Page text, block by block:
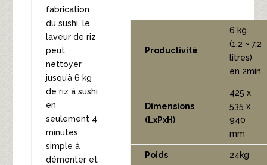
fabrication
du sushi, le
laveur de riz
peut
nettoyer
jusqu’à 6 kg
de riz à sushi
en
seulement 4
minutes,
simple à
démonter et
Productivité
6 kg
(1,2 ~ 7,2
litres)
en 2min
Dimensions
(LxPxH)
425 x
535 x
940
mm
Poids 24kg